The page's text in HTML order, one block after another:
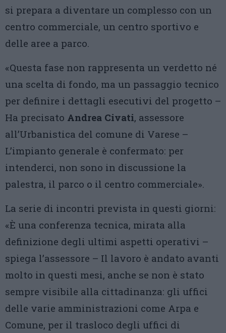
si prepara a diventare un complesso con un
centro commerciale, un centro sportivo e
delle aree a parco.
«Questa fase non rappresenta un verdetto né
una scelta di fondo, ma un passaggio tecnico
per definire i dettagli esecutivi del progetto –
Ha precisato Andrea Civati, assessore
all’Urbanistica del comune di Varese –
L’impianto generale è confermato: per
intenderci, non sono in discussione la
palestra, il parco o il centro commerciale».
La serie di incontri prevista in questi giorni:
«È una conferenza tecnica, mirata alla
definizione degli ultimi aspetti operativi –
spiega l’assessore – Il lavoro è andato avanti
molto in questi mesi, anche se non è stato
sempre visibile alla cittadinanza: gli uffici
delle varie amministrazioni come Arpa e
Comune, per il trasloco degli uffici di